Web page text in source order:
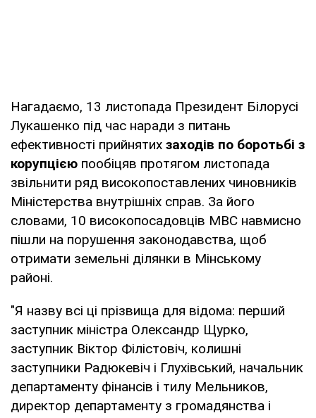
Нагадаємо, 13 листопада Президент Білорусі
Лукашенко під час наради з питань
ефективності прийнятих заходів по боротьбі з
корупцією пообіцяв протягом листопада
звільнити ряд високопоставлених чиновників
Міністерства внутрішніх справ. За його
словами, 10 високопосадовців МВС навмисно
пішли на порушення законодавства, щоб
отримати земельні ділянки в Мінському
районі.
"Я назву всі ці прізвища для відома: перший
заступник міністра Олександр Щурко,
заступник Віктор Філістовіч, колишні
заступники Радюкевіч і Глухівський, начальник
департаменту фінансів і тилу Мельников,
директор департаменту з громадянства і